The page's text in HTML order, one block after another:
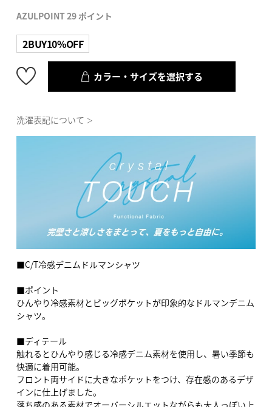
AZULPOINT 29 ポイント
2BUY10%OFF
カラー・サイズを選択する
洗濯表記について ＞
■C/T冷感デニムドルマンシャツ
■ポイント
ひんやり冷感素材とビッグポケットが印象的なドルマンデニム
シャツ。
■ディテール
触れるとひんやり感じる冷感デニム素材を使用し、暑い季節も
快適に着用可能。
フロント両サイドに大きなポケットをつけ、存在感のあるデザ
インに仕上げました。